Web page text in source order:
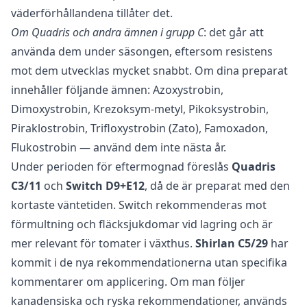
väderförhållandena tillåter det.
Om Quadris och andra ämnen i grupp C: det går att
använda dem under säsongen, eftersom resistens
mot dem utvecklas mycket snabbt. Om dina preparat
innehåller följande ämnen: Azoxystrobin,
Dimoxystrobin, Krezoksym-metyl, Pikoksystrobin,
Piraklostrobin, Trifloxystrobin (Zato), Famoxadon,
Flukostrobin — använd dem inte nästa år.
Under perioden för eftermognad föreslås Quadris
C3/11 och Switch D9+E12, då de är preparat med den
kortaste väntetiden. Switch rekommenderas mot
förmultning och fläcksjukdomar vid lagring och är
mer relevant för tomater i växthus. Shirlan C5/29 har
kommit i de nya rekommendationerna utan specifika
kommentarer om applicering. Om man följer
kanadensiska och ryska rekommendationer, används